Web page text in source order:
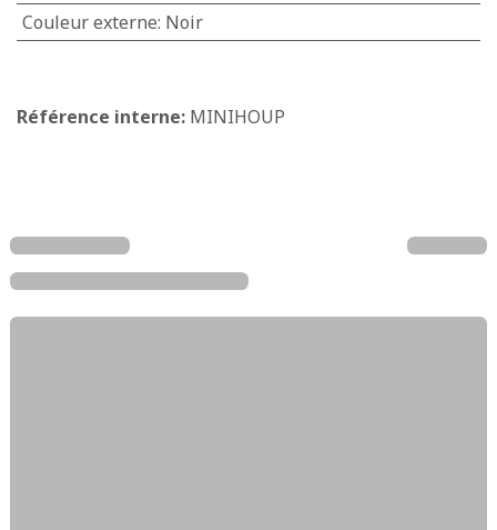
Couleur externe: Noir
Référence interne: MINIHOUP